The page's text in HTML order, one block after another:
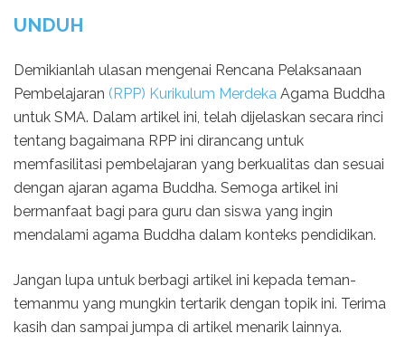
UNDUH
Demikianlah ulasan mengenai Rencana Pelaksanaan
Pembelajaran (RPP) Kurikulum Merdeka Agama Buddha
untuk SMA. Dalam artikel ini, telah dijelaskan secara rinci
tentang bagaimana RPP ini dirancang untuk
memfasilitasi pembelajaran yang berkualitas dan sesuai
dengan ajaran agama Buddha. Semoga artikel ini
bermanfaat bagi para guru dan siswa yang ingin
mendalami agama Buddha dalam konteks pendidikan.
Jangan lupa untuk berbagi artikel ini kepada teman-
temanmu yang mungkin tertarik dengan topik ini. Terima
kasih dan sampai jumpa di artikel menarik lainnya.